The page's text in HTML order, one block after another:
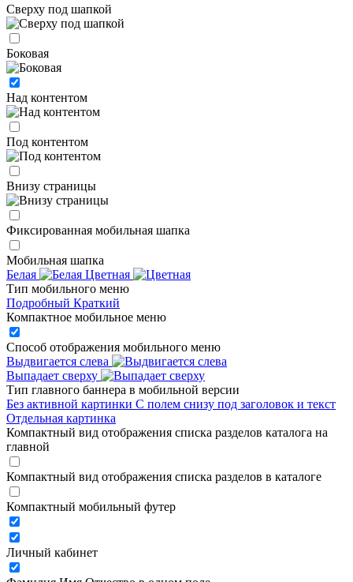
Сверху под шапкой
Боковая
Над контентом
Под контентом
Внизу страницы
Фиксированная мобильная шапка
Мобильная шапка
Белая
Цветная
Тип мобильного меню
Подробный Краткий
Компактное мобильное меню
Способ отображения мобильного меню
Выдвигается слева
Выпадает сверху
Тип главного баннера в мобильной версии
Без активной картинки С полем снизу под заголовок и текст
Отдельная картинка
Компактный вид отображения списка разделов каталога на
главной
Компактный вид отображения списка разделов в каталоге
Компактный мобильный футер
Личный кабинет